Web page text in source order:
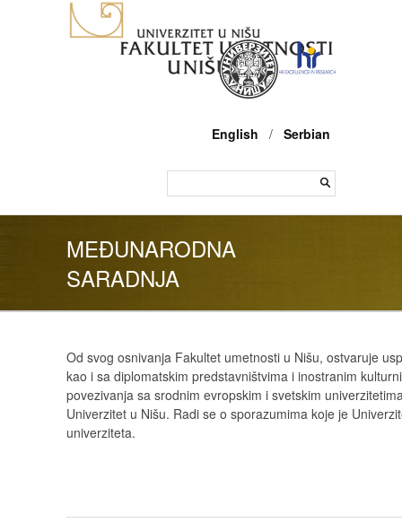
English / Serbian
MEĐUNARODNA
SARADNJA
Od svog osnivanja Fakultet umetnosti u Nišu, ostvaruje
kao i sa diplomatskim predstavništvima i inostranim
povezivanja sa srodnim evropskim i svetskim
Univerzitet u Nišu. Radi se o sporazumima koje je
univerziteta.